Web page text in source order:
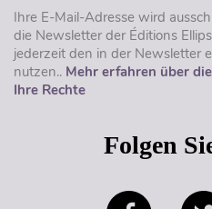
Ihre E-Mail-Adresse wird
die Newsletter der Éditions
jederzeit den in der Newsletter
nutzen.. Mehr erfahren über
Ihre Rechte
Folgen